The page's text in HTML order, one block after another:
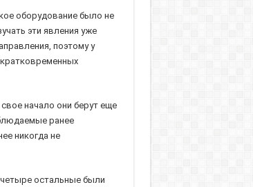
оборудование было не
эти явления уже
поэтому у
начало они берут еще
ранее
никогда не
остальные были